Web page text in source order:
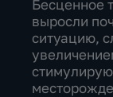
Бесценное
выросли
ситуацию,